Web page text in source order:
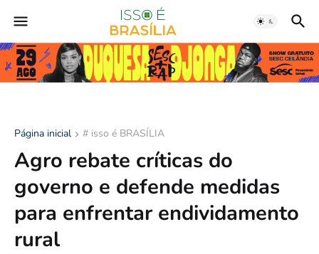
Página inicial # isso é BRASÍLIA
Agro rebate críticas do
governo e defende medidas
para enfrentar endividamento
rural